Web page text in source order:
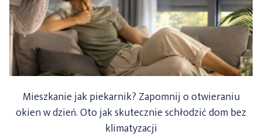
Mieszkanie jak piekarnik? Zapomnij o otwieraniu
okien w dzień. Oto jak skutecznie schłodzić dom bez
klimatyzacji